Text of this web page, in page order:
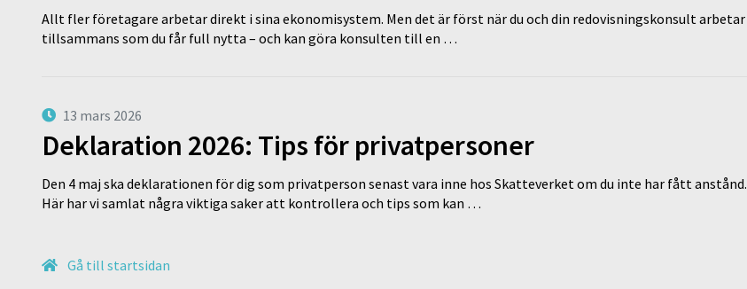
Allt fler företagare arbetar direkt i sina ekonomisystem. Men det är först när du och din redovisningskonsult arbetar
tillsammans som du får full nytta – och kan göra konsulten till en …
13 mars 2026
Deklaration 2026: Tips för privatpersoner
Den 4 maj ska deklarationen för dig som privatperson senast vara inne hos Skatteverket om du inte har fått anstånd.
Här har vi samlat några viktiga saker att kontrollera och tips som kan …
Gå till startsidan